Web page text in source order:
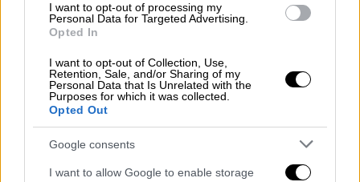
I want to opt-out of processing my
Personal Data for Targeted Advertising.
Opted In
I want to opt-out of Collection, Use,
Retention, Sale, and/or Sharing of my
Personal Data that Is Unrelated with the
Purposes for which it was collected.
Opted Out
Google consents
I want to allow Google to enable storage